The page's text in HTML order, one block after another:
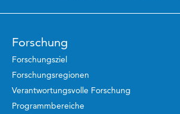
Forschung
Forschungsziel
Forschungsregionen
Verantwortungsvolle Forschung
Programmbereiche